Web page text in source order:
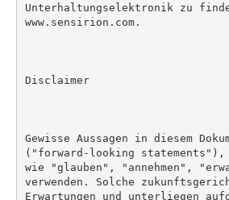
Unterhaltungselektronik zu
www.sensirion.com.
Disclaimer
Gewisse Aussagen in diesem
("forward-looking
wie "glauben", "annehmen",
verwenden. Solche
Erwartungen und unterliegen